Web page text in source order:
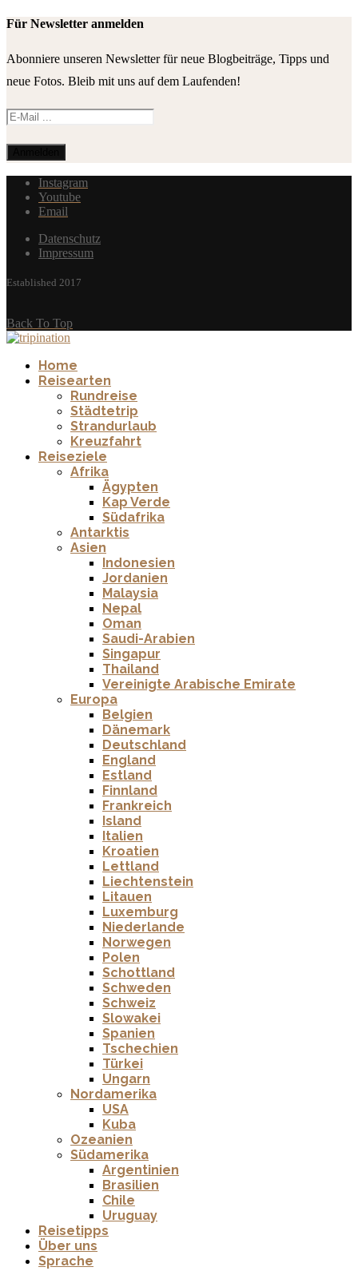
Für Newsletter anmelden
Abonniere unseren Newsletter für neue Blogbeiträge, Tipps und
neue Fotos. Bleib mit uns auf dem Laufenden!
Instagram
Youtube
Email
Datenschutz
Impressum
Established 2017
Back To Top
Home
Reisearten
Rundreise
Städtetrip
Strandurlaub
Kreuzfahrt
Reiseziele
Afrika
Ägypten
Kap Verde
Südafrika
Antarktis
Asien
Indonesien
Jordanien
Malaysia
Nepal
Oman
Saudi-Arabien
Singapur
Thailand
Vereinigte Arabische Emirate
Europa
Belgien
Dänemark
Deutschland
England
Estland
Finnland
Frankreich
Island
Italien
Kroatien
Lettland
Liechtenstein
Litauen
Luxemburg
Niederlande
Norwegen
Polen
Schottland
Schweden
Schweiz
Slowakei
Spanien
Tschechien
Türkei
Ungarn
Nordamerika
USA
Kuba
Ozeanien
Südamerika
Argentinien
Brasilien
Chile
Uruguay
Reisetipps
Über uns
Sprache